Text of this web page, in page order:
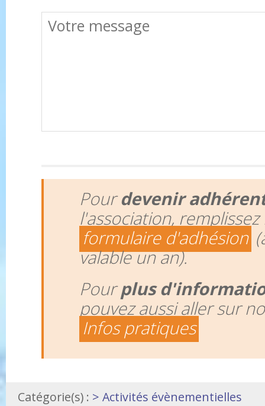
Pourdevenir
l'association, remplissez
formulaire d'adhésion
valable un an).
Pourplus
pouvez aussi aller sur
Infos pratiques
Catégorie(s) : > Activités évènementielles